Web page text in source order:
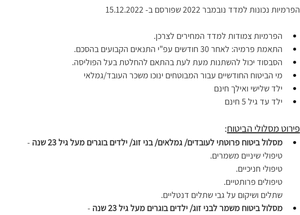
הפרמיות נכונות למדד נובמבר 2022 שפורסם ב- 15.12.2022
הפרמיות צמודות למדד המחירים לצרכן.
התאמת פרמיה: לאחר 30 חודשים עפ"י התנאים הקבועים בהסכם.
הסבסוד יכול להשתנות מעת לעת בהתאם להחלטת בעל הפוליסה.
מי הביטוח החודשיים עבור המבוטחים ינוכו משכר העובד/גמלאי
ילד שלישי ואילך חינם
ילד עד גיל 5 חינם
פירוט מסלולי הביטוח:
מסלול ביטוח פרוטתי לעובדים/ גמלאים/ בני זוג/ ילדים בוגרים מעל גיל 23 שנה
-
טיפולי שיניים משמרים.
טיפולי חניכיים.
טיפולים פרותטיים.
שתלים ושיקום על גבי שתלים דנטליים.
מסלול ביטוח משמר לבני זוג/ ילדים בוגרים מעל גיל 23 שנה
-